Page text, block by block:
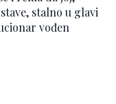
stalno u glavi
vođen